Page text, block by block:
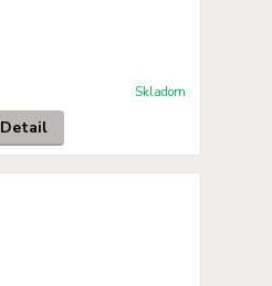
Skladom
Detail